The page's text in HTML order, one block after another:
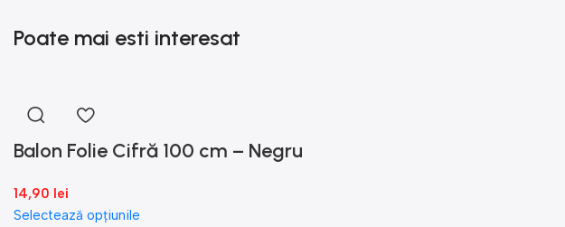
Poate mai esti interesat
Balon Folie Cifră 100 cm – Negru
14,90 lei
Selectează opțiunile